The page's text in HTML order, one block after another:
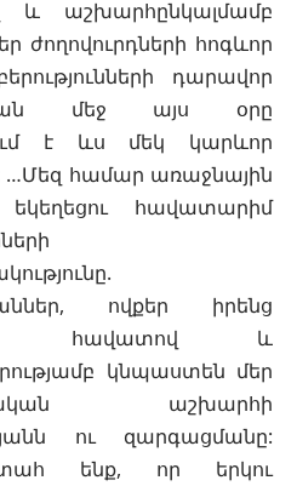
և աշխարհընկալմամբ
ժողովուրդների հոգևոր
դարավոր
մեջ այս օրը
է ևս մեկ կարևոր
…Մեզ համար առաջնային
հավատարիմ
ովքեր իրենց
հավատով և
կնպաստեն մեր
աշխարհի
ու զարգացմանը:
ենք, որ երկու